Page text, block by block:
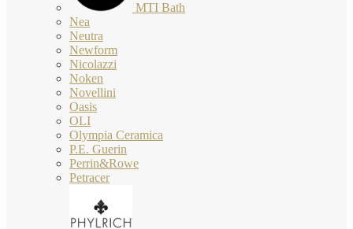
MTI Bath
Nea
Neutra
Newform
Nicolazzi
Noken
Novellini
Oasis
OLI
Olympia Ceramica
P.E. Guerin
Perrin&Rowe
Petracer